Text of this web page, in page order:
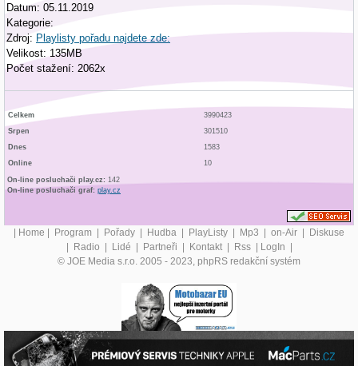
Datum: 05.11.2019
Kategorie:
Zdroj: Playlisty pořadu najdete zde:
Velikost: 135MB
Počet stažení: 2062x
Celkem
3990423
Srpen
301510
Dnes
1583
Online
10
On-line posluchači play.cz: 142
On-line posluchači graf: play.cz
| Home | Program | Pořady | Hudba | PlayListy | Mp3 | on-Air | Diskuse
| Radio | Lidé | Partneři | Kontakt | Rss | LogIn |
© JOE Media s.r.o. 2005 - 2023, phpRS redakční systém